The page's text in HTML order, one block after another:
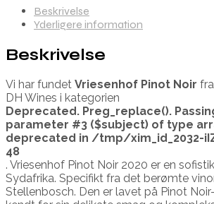
Beskrivelse
Yderligere information
Beskrivelse
Vi har fundet Vriesenhof Pinot Noir fra
DH Wines i kategorien
Deprecated. Preg_replace().
parameter #3 ($subject) of type
deprecated in /tmp/xim_id_2032-
48
. Vriesenhof Pinot Noir 2020 er en
Sydafrika. Specifikt fra det berømte
Stellenbosch. Den er lavet på Pinot